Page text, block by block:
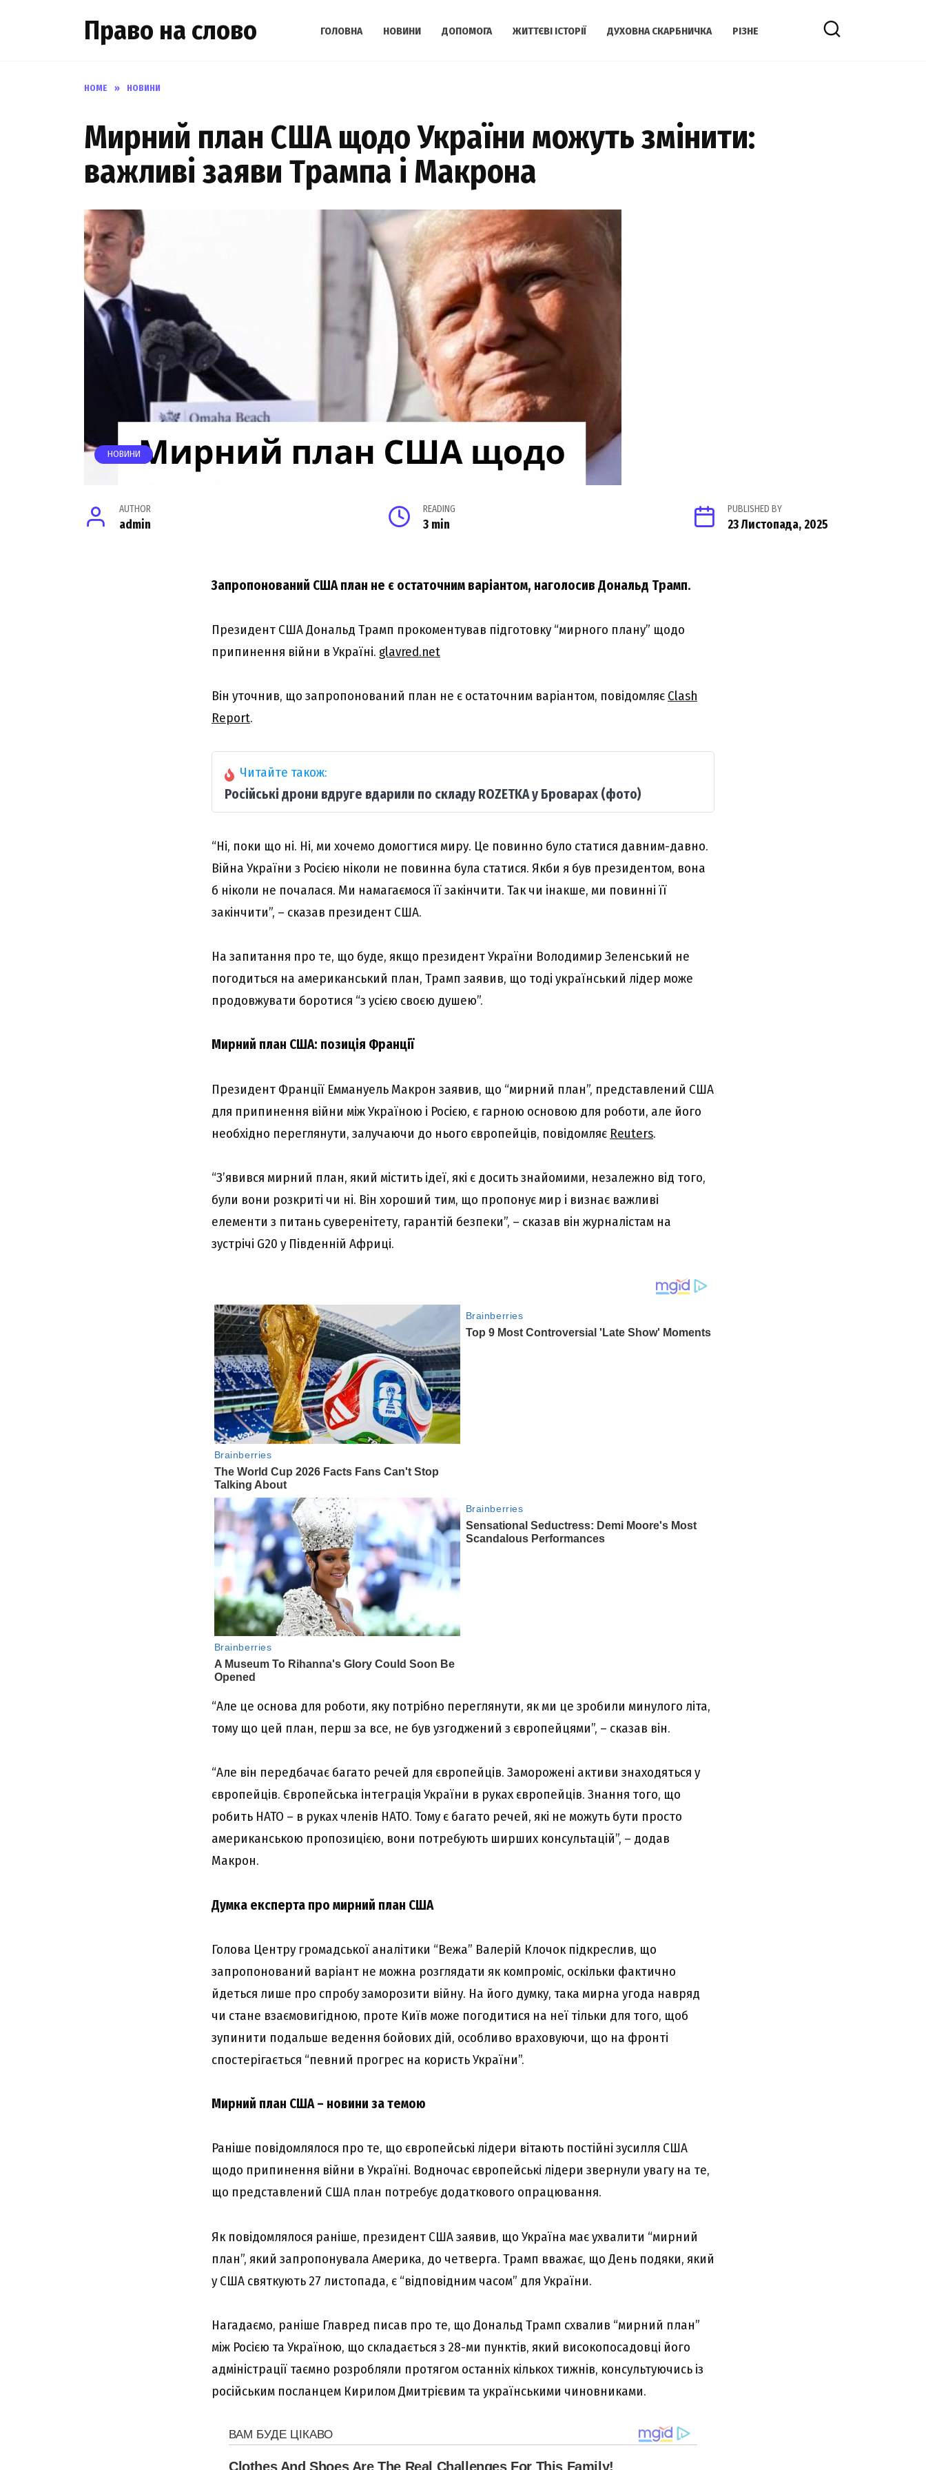
Право на слово ГОЛОВНА НОВИНИ ДОПОМОГА ЖИТТЄВІ ІСТОРІЇ ДУХОВНА СКАРБНИЧКА РІЗНЕ
HOME » НОВИНИ
Мирний план США щодо України можуть змінити:
важливі заяви Трампа і Макрона
НОВИНИ
AUTHOR
admin
READING
3 min
PUBLISHED BY
23 Листопада, 2025
Запропонований США план не є остаточним варіантом, наголосив Дональд Трамп.
Президент США Дональд Трамп прокоментував підготовку “мирного плану” щодо
припинення війни в Україні. glavred.net
Він уточнив, що запропонований план не є остаточним варіантом, повідомляє Clash
Report.
Читайте також:
Російські дрони вдруге вдарили по складу ROZETKA у Броварах (фото)
“Ні, поки що ні. Ні, ми хочемо домогтися миру. Це повинно було статися давним-давно.
Війна України з Росією ніколи не повинна була статися. Якби я був президентом, вона
б ніколи не почалася. Ми намагаємося її закінчити. Так чи інакше, ми повинні її
закінчити”, – сказав президент США.
На запитання про те, що буде, якщо президент України Володимир Зеленський не
погодиться на американський план, Трамп заявив, що тоді український лідер може
продовжувати боротися “з усією своєю душею”.
Мирний план США: позиція Франції
Президент Франції Еммануель Макрон заявив, що “мирний план”, представлений США
для припинення війни між Україною і Росією, є гарною основою для роботи, але його
необхідно переглянути, залучаючи до нього європейців, повідомляє Reuters.
“З’явився мирний план, який містить ідеї, які є досить знайомими, незалежно від того,
були вони розкриті чи ні. Він хороший тим, що пропонує мир і визнає важливі
елементи з питань суверенітету, гарантій безпеки”, – сказав він журналістам на
зустрічі G20 у Південній Африці.
“Але це основа для роботи, яку потрібно переглянути, як ми це зробили минулого літа,
тому що цей план, перш за все, не був узгоджений з європейцями”, – сказав він.
“Але він передбачає багато речей для європейців. Заморожені активи знаходяться у
європейців. Європейська інтеграція України в руках європейців. Знання того, що
робить НАТО – в руках членів НАТО. Тому є багато речей, які не можуть бути просто
американською пропозицією, вони потребують ширших консультацій”, – додав
Макрон.
Думка експерта про мирний план США
Голова Центру громадської аналітики “Вежа” Валерій Клочок підкреслив, що
запропонований варіант не можна розглядати як компроміс, оскільки фактично
йдеться лише про спробу заморозити війну. На його думку, така мирна угода навряд
чи стане взаємовигідною, проте Київ може погодитися на неї тільки для того, щоб
зупинити подальше ведення бойових дій, особливо враховуючи, що на фронті
спостерігається “певний прогрес на користь України”.
Мирний план США – новини за темою
Раніше повідомлялося про те, що європейські лідери вітають постійні зусилля США
щодо припинення війни в Україні. Водночас європейські лідери звернули увагу на те,
що представлений США план потребує додаткового опрацювання.
Як повідомлялося раніше, президент США заявив, що Україна має ухвалити “мирний
план”, який запропонувала Америка, до четверга. Трамп вважає, що День подяки, який
у США святкують 27 листопада, є “відповідним часом” для України.
Нагадаємо, раніше Главред писав про те, що Дональд Трамп схвалив “мирний план”
між Росією та Україною, що складається з 28-ми пунктів, який високопосадовці його
адміністрації таємно розробляли протягом останніх кількох тижнів, консультуючись із
російським посланцем Кирилом Дмитрієвим та українськими чиновниками.